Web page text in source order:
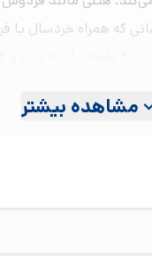
آن در دسترس است.
مشاهده بیشتر